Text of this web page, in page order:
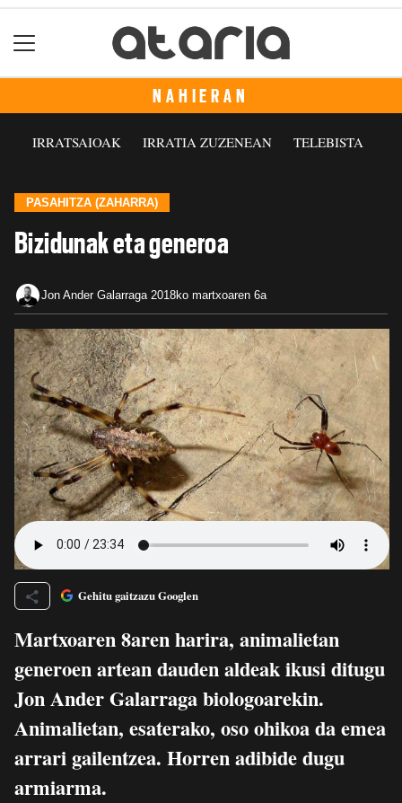
NAHIERAN
IRRATSAIOAK IRRATIA ZUZENEAN TELEBISTA
PASAHITZA (ZAHARRA)
Bizidunak eta generoa
Jon Ander Galarraga 2018ko martxoaren 6a
Gehitu gaitzazu Googlen
Martxoaren 8aren harira, animalietan
generoen artean dauden aldeak ikusi ditugu
Jon Ander Galarraga biologoarekin.
Animalietan, esaterako, oso ohikoa da emea
arrari gailentzea. Horren adibide dugu
armiarma.